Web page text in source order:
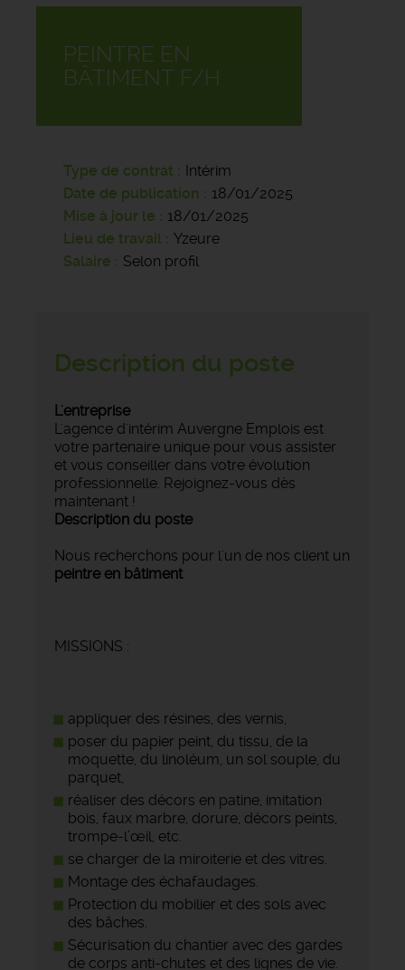
PEINTRE EN
BÂTIMENT F/H
Type de contrat
Intérim
Date de publication
18/01/2025
Mise à jour le
18/01/2025
Lieu de travail
Yzeure
Salaire
Selon profil
Description du poste
L'entreprise
L'agence d'intérim Auvergne Emplois est
votre partenaire unique pour vous assister
et vous conseiller dans votre évolution
professionnelle. Rejoignez-vous dès
maintenant !
Description du poste
Nous recherchons pour l'un de nos client un
peintre en bâtiment
MISSIONS :
appliquer des résines, des vernis,
poser du papier peint, du tissu, de la
moquette, du linoléum, un sol souple, du
parquet,
réaliser des décors en patine, imitation
bois, faux marbre, dorure, décors peints,
trompe-l’œil, etc.
se charger de la miroiterie et des vitres.
Montage des échafaudages.
Protection du mobilier et des sols avec
des bâches.
Sécurisation du chantier avec des gardes
de corps anti-chutes et des lignes de vie.